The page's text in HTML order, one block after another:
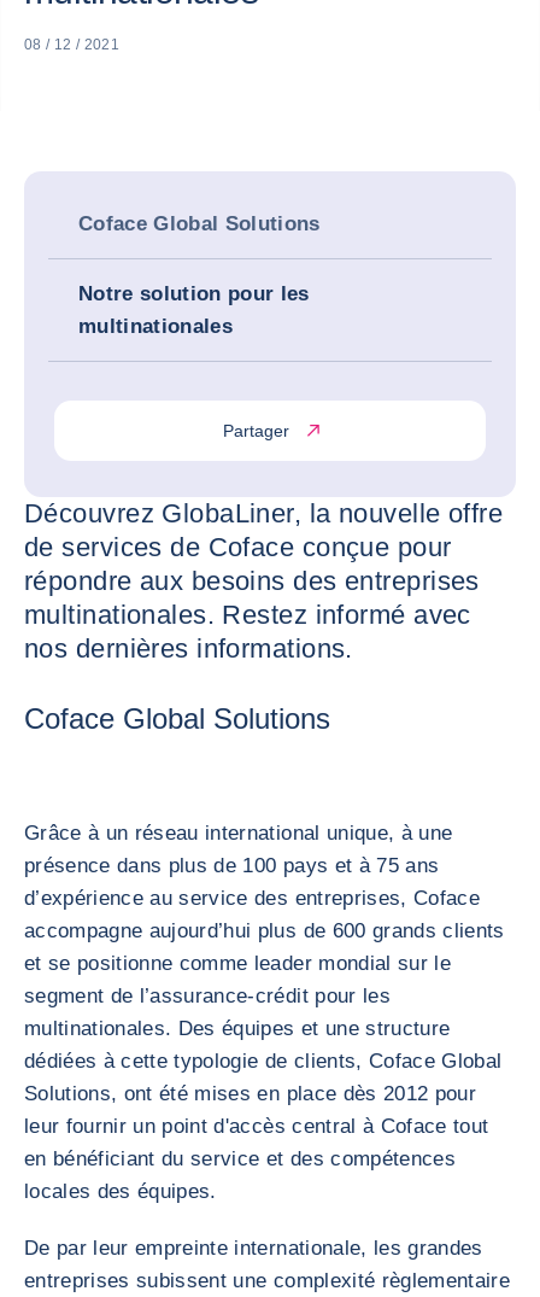
08 / 12 / 2021
Coface Global Solutions
Notre solution pour les
multinationales
Partager
Découvrez GlobaLiner, la nouvelle offre
de services de Coface conçue pour
répondre aux besoins des entreprises
multinationales. Restez informé avec
nos dernières informations.
Coface Global Solutions
Grâce à un réseau international unique, à une
présence dans plus de 100 pays et à 75 ans
d’expérience au service des entreprises, Coface
accompagne aujourd’hui plus de 600 grands clients
et se positionne comme leader mondial sur le
segment de l’assurance-crédit pour les
multinationales. Des équipes et une structure
dédiées à cette typologie de clients, Coface Global
Solutions, ont été mises en place dès 2012 pour
leur fournir un point d'accès central à Coface tout
en bénéficiant du service et des compétences
locales des équipes.
De par leur empreinte internationale, les grandes
entreprises subissent une complexité règlementaire